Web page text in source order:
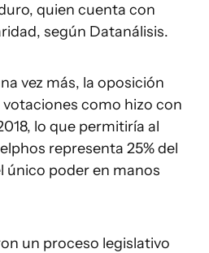
quien cuenta con
según Datanálisis.
vez más, la oposición
como hizo con
lo que permitiría al
representa 25% del
único poder en manos
un proceso legislativo